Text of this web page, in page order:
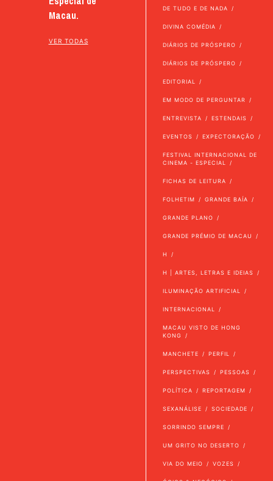
Macau.
VER TODAS
DE TUDO E DE NADA
DIVINA COMÉDIA
DIÁRIOS DE PRÓSPERO
DIÁRIOS DE PRÓSPERO
EDITORIAL
EM MODO DE PERGUNTAR
ENTREVISTA ESTENDAIS
EVENTOS EXPECTORAÇÃO
FESTIVAL INTERNACIONAL DE
CINEMA - ESPECIAL
FICHAS DE LEITURA
FOLHETIM GRANDE BAÍA
GRANDE PLANO
GRANDE PRÉMIO DE MACAU
H
H | ARTES, LETRAS E IDEIAS
ILUMINAÇÃO ARTIFICIAL
INTERNACIONAL
MACAU VISTO DE HONG
KONG
MANCHETE PERFIL
PERSPECTIVAS PESSOAS
POLÍTICA REPORTAGEM
SEXANÁLISE SOCIEDADE
SORRINDO SEMPRE
UM GRITO NO DESERTO
VIA DO MEIO VOZES